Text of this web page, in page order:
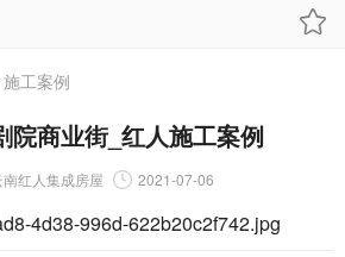
施工案例
院商业街_红人施工案例
南红人集成房屋 2021-07-06